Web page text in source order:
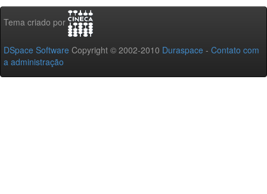
Tema criado por
DSpace Software Copyright © 2002-2010 Duraspace - Contato com
a administração